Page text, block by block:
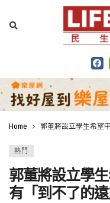
Home 郭董將設立學生希望
熱門
郭董將設立學
有「到不了的遠